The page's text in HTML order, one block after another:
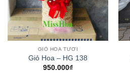
GIỎ HOA TƯƠI
Giỏ Hoa – HG 138
950.000₫